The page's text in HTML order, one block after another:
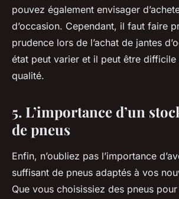
pouvez également envisager
d’occasion. Cependant, il faut faire
prudence lors de l’achat de jantes
état peut varier et il peut être difficile
qualité.
5. L’importance d’un
de pneus
Enfin, n’oubliez pas l’importance
suffisant de pneus adaptés à vos
Que vous choisissiez des pneus pour